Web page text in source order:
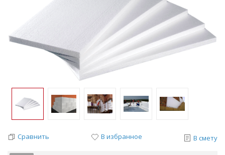
Сравнить В избранное В смету